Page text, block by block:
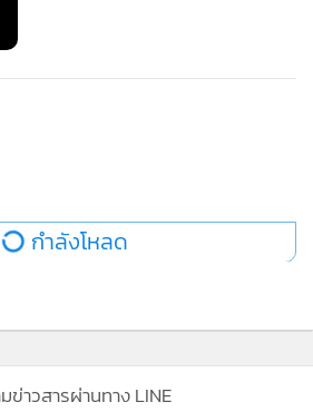
กำลังโหลด
ข่าวสารผ่านทาง LINE